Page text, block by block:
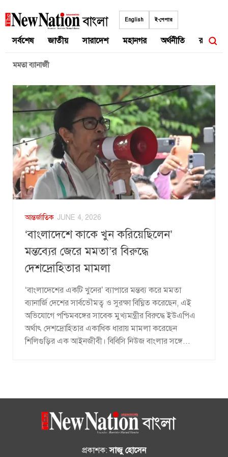
to
English ই-পেপার
সর্বশেষ জাতীয় সারাদেশ মহানগর অর্থনীতি রাজনীতি
মমতা ব্যানার্জী
আন্তর্জাতিক JUNE 4, 2026
‘বাংলাদেশে কাকে খুন করিয়েছিলেন’
মন্তব্যের জেরে মমতা’র বিরুদ্ধে
দেশদ্রোহিতার মামলা
‘বাংলাদেশের একটি খুনের’ ব্যাপারে মন্তব্য করে মমতা
ব্যানার্জি দেশের সার্বভৌমত্ব ও সুরক্ষা বিঘ্নিত করেছেন, এই
অভিযোগে পশ্চিমবঙ্গের সাবেক মুখ্যমন্ত্রীর বিরুদ্ধে ইউএপিএ
অর্থাৎ দেশদ্রোহিতার একাধিক ধারায় মামলা করেছেন
শিলিগুড়ির এক আইনজীবী। বিবিসি নিউজ বাংলার সঙ্গে...
প্রকাশক:সাজু হোসেন